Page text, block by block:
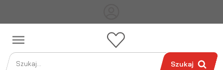

Szukaj